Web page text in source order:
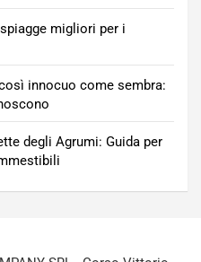
migliori per i
innocuo come sembra:
degli Agrumi: Guida per